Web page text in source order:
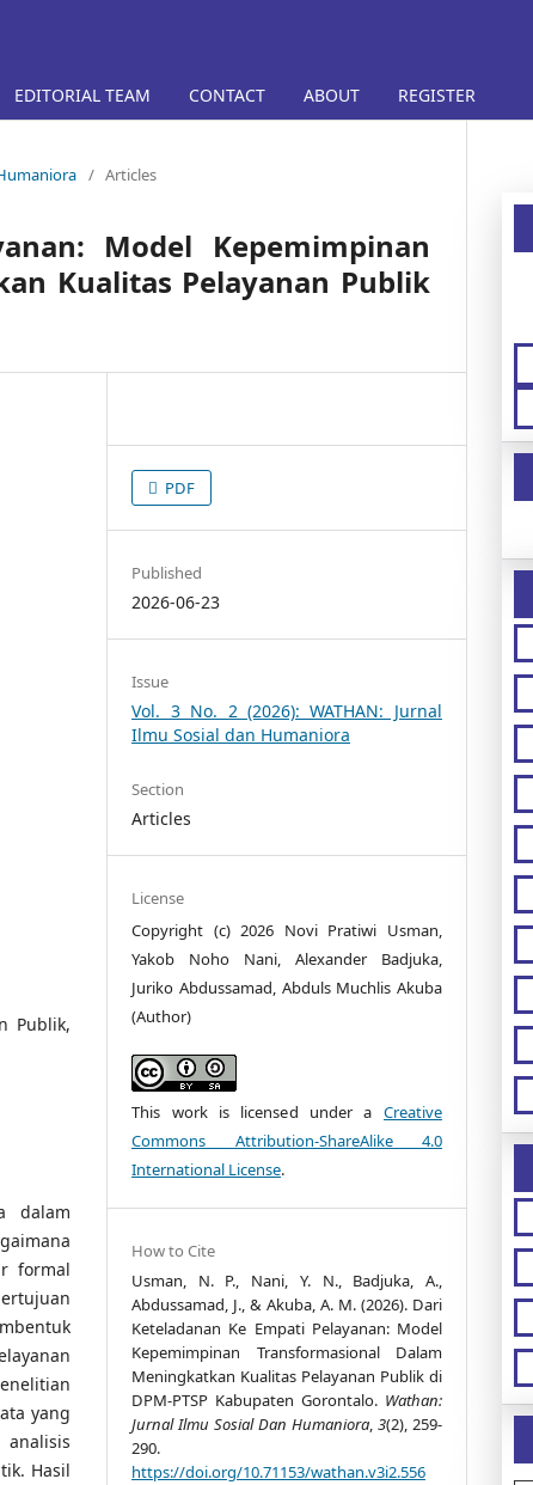
EDITORIAL TEAM CONTACT ABOUT REGISTER
/ Articles
Model Kepemimpinan
Kualitas Pelayanan Publik
Publik,
dalam
formal
yang
Hasil
PDF
Published
2026-06-23
Issue
Vol. 3 No. 2 (2026): WATHAN: Jurnal
Ilmu Sosial dan Humaniora
Section
Articles
License
Copyright (c) 2026 Novi Pratiwi Usman,
Yakob Noho Nani, Alexander Badjuka,
Juriko Abdussamad, Abduls Muchlis Akuba
(Author)
This work is licensed under a Creative
Commons Attribution-ShareAlike 4.0
International License.
How to Cite
Usman, N. P., Nani, Y. N., Badjuka, A.,
Abdussamad, J., & Akuba, A. M. (2026). Dari
Keteladanan Ke Empati Pelayanan: Model
Kepemimpinan Transformasional Dalam
Meningkatkan Kualitas Pelayanan Publik di
DPM-PTSP Kabupaten Gorontalo. Wathan:
Jurnal Ilmu Sosial Dan Humaniora, 3(2), 259-
290.
https://doi.org/10.71153/wathan.v3i2.556